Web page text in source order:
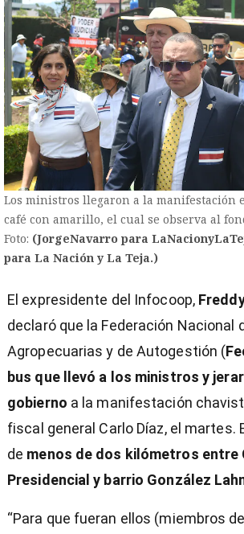
Los ministros llegaron a la manifestación
café con amarillo, el cual se observa al
Foto: (JorgeNavarro para
para La Nación y La Teja.)
El expresidente del Infocoop,
declaró que la Federación Nacional
Agropecuarias y de Autogestión (
bus que llevó a los ministros y
gobierno a la manifestación
fiscal general Carlo Díaz, el martes.
de menos de dos kilómetros entre
Presidencial y barrio González
“Para que fueran ellos (miembros